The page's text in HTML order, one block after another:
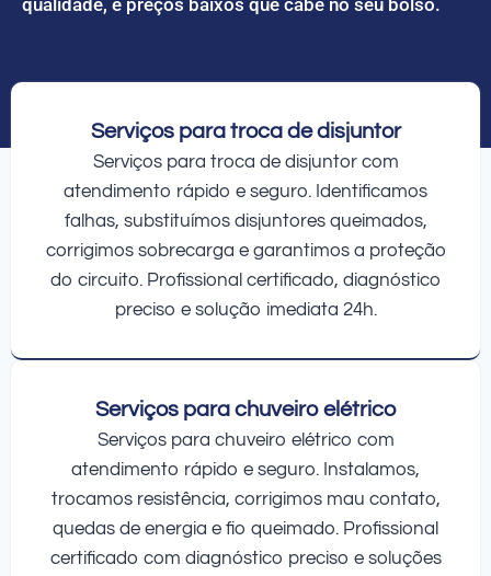
Serviços para troca de disjuntor
Serviços para troca de disjuntor com
atendimento rápido e seguro. Identificamos
falhas, substituímos disjuntores queimados,
corrigimos sobrecarga e garantimos a proteção
do circuito. Profissional certificado, diagnóstico
preciso e solução imediata 24h.
Serviços para chuveiro elétrico
Serviços para chuveiro elétrico com
atendimento rápido e seguro. Instalamos,
trocamos resistência, corrigimos mau contato,
quedas de energia e fio queimado. Profissional
certificado com diagnóstico preciso e soluções